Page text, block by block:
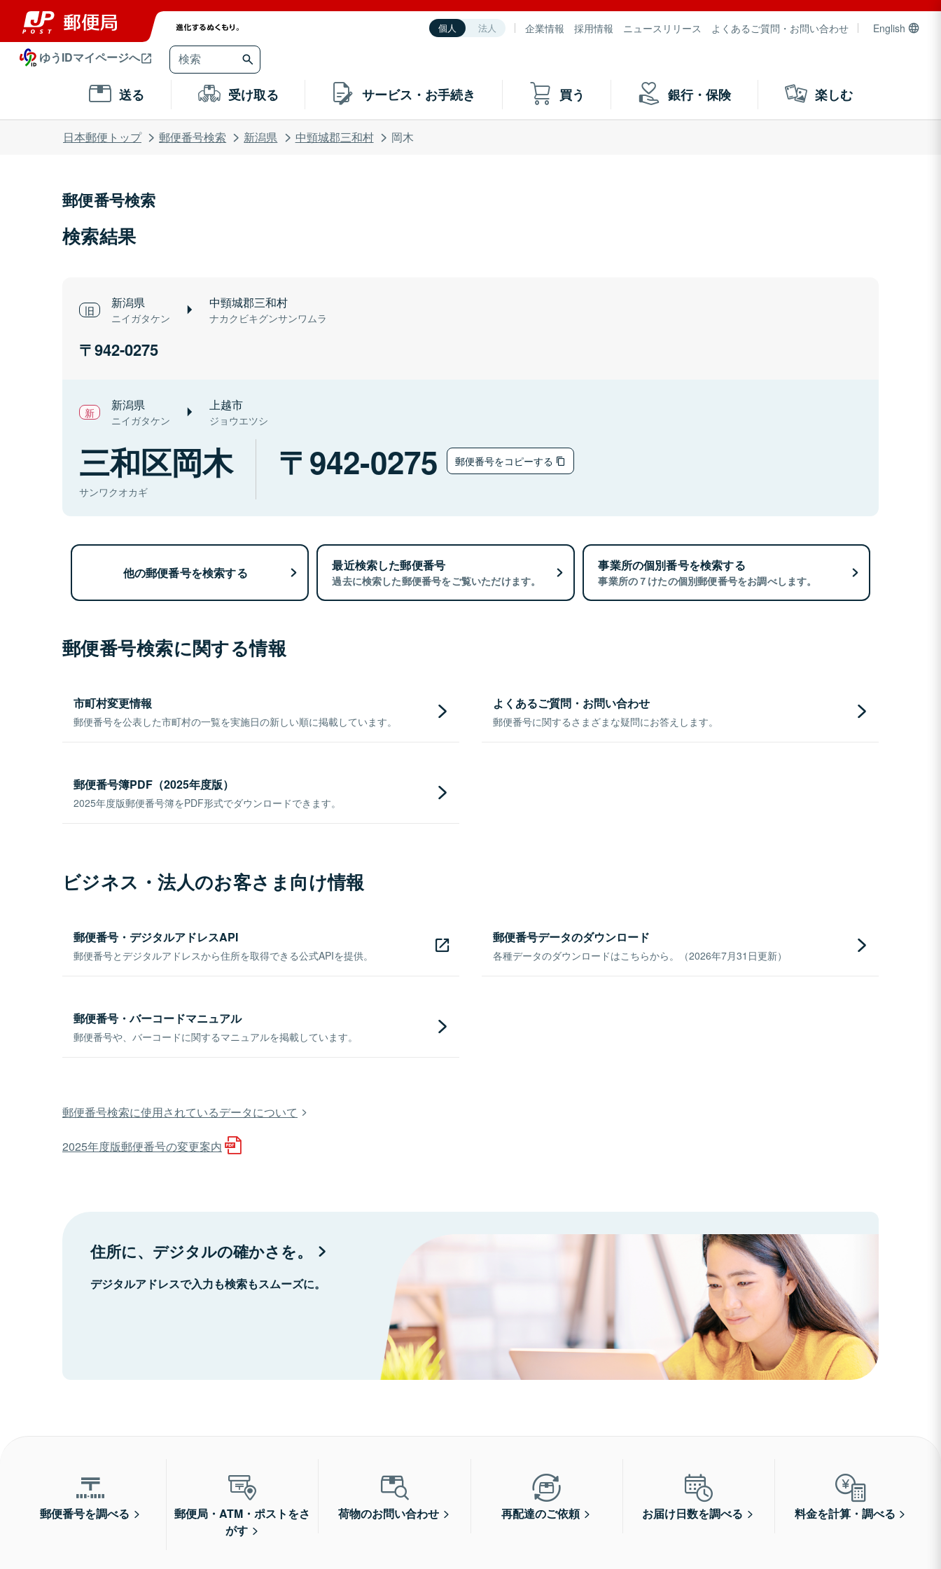
個人 法人 企業情報 採用情報 ニュースリリース よくあるご質問・お問い合わせ English
ゆうIDマイページへ
送る 受け取る サービス・お手続き 買う 銀行・保険 楽しむ
日本郵便トップ 郵便番号検索 新潟県 中頸城郡三和村 岡木
郵便番号検索
検索結果
新潟県
ニイガタケン
中頸城郡三和村
ナカクビキグンサンワムラ
942-0275
新潟県
ニイガタケン
上越市
ジョウエツシ
三和区岡木
サンワクオカギ
942-0275 郵便番号をコピーする
他の郵便番号を検索する 最近検索した郵便番号
過去に検索した郵便番号をご覧いただけます。
事業所の個別番号を検索する
事業所の７けたの個別郵便番号をお調べします。
郵便番号検索に関する情報
市町村変更情報
郵便番号を公表した市町村の一覧を実施日の新しい順に掲載しています。
よくあるご質問・お問い合わせ
郵便番号に関するさまざまな疑問にお答えします。
郵便番号簿PDF（2025年度版）
2025年度版郵便番号簿をPDF形式でダウンロードできます。
ビジネス・法人のお客さま向け情報
郵便番号・デジタルアドレスAPI
郵便番号とデジタルアドレスから住所を取得できる公式APIを提供。
郵便番号データのダウンロード
各種データのダウンロードはこちらから。（2026年7月31日更新）
郵便番号・バーコードマニュアル
郵便番号や、バーコードに関するマニュアルを掲載しています。
郵便番号検索に使用されているデータについて
2025年度版郵便番号の変更案内
住所に、デジタルの確かさを。
デジタルアドレスで入力も検索もスムーズに。
郵便番号を調べる
郵便局・ATM・ポストをさ
がす
荷物のお問い合わせ 再配達のご依頼 お届け日数を調べる 料金を計算・調べる